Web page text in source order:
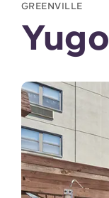
en
La
la
GREENVILLE